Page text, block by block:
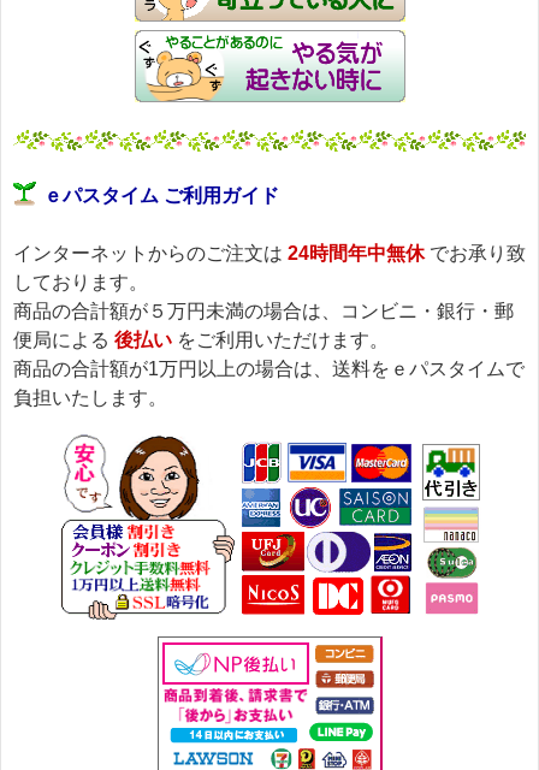
ｅパスタイム ご利用ガイド
インターネットからのご注文は 24時間年中無休でお承り致
しております。
商品の合計額が５万円未満の場合は、コンビニ・銀行・郵
便局による 後払い をご利用いただけます。
商品の合計額が1万円以上の場合は、送料をｅパスタイムで
負担いたします。